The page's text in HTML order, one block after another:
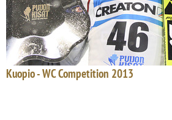
Kuopio - WC Competition 2013